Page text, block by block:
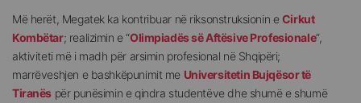
Më herët, Megatek ka kontribuar në riksonstruksionin eCirkut
Kombëtar; realizimin e “Olimpiadës së Aftësive Profesionale”,
aktiviteti më i madh për arsimin profesional në Shqipëri;
marrëveshjen e bashkëpunimit me Universitetin Bujqësor të
Tiranës për punësimin e qindra studentëve dhe shumë e shumë